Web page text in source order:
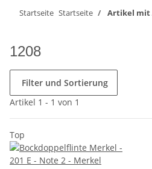
Startseite Startseite Artikel mit
1208
Filter und Sortierung
Artikel 1 - 1 von 1
Top